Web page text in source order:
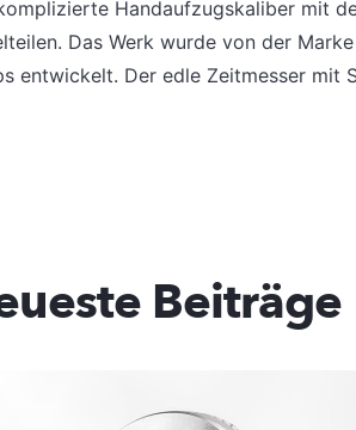
Handaufzugskaliber mit
Das Werk wurde von der
entwickelt. Der edle Zeitmesser
Beiträge